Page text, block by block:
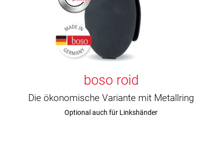
boso roid
Die ökonomische Variante mit Metallring
Optional auch für Linkshänder